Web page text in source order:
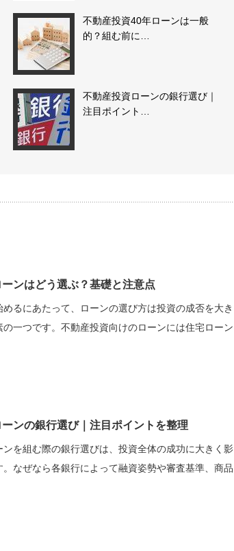
不動産投資40年ローンは一般
的？組む前に…
不動産投資ローンの銀行選び｜
注目ポイント…
ンはどう選ぶ？基礎と注意点
るにあたって、ローンの選び方は投資の成否を大き
の一つです。不動産投資向けのローンには住宅ローン
ンの銀行選び｜注目ポイントを整理
ンを組む際の銀行選びは、投資全体の成功に大きく影
。なぜなら各銀行によって融資姿勢や審査基準、商品